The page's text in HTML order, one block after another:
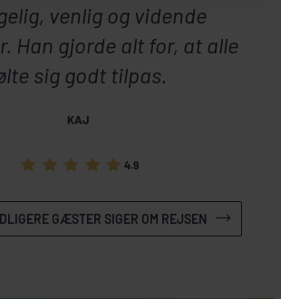
venlig og vidende
Han gjorde alt for, at alle
sig godt tilpas.
KAJ
4.9
GÆSTER SIGER OM REJSEN